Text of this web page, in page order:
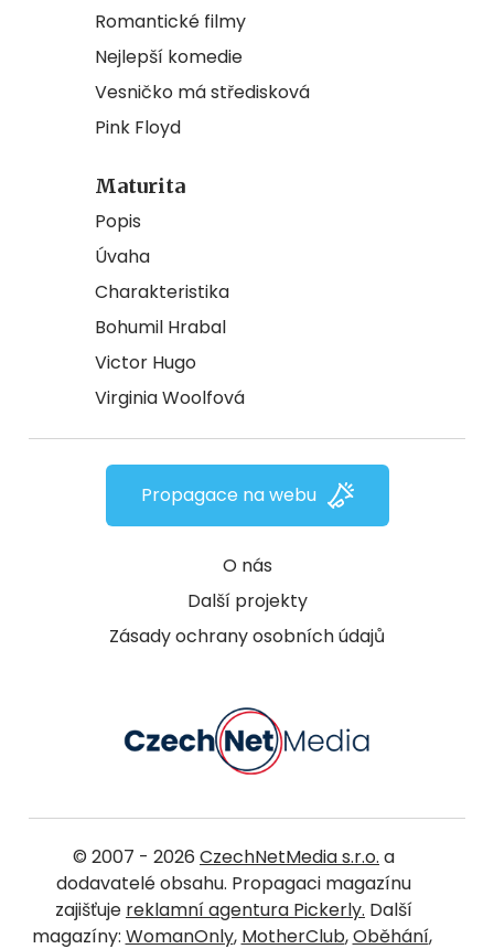
Romantické filmy
Nejlepší komedie
Vesničko má středisková
Pink Floyd
Maturita
Popis
Úvaha
Charakteristika
Bohumil Hrabal
Victor Hugo
Virginia Woolfová
O nás
Další projekty
Zásady ochrany osobních údajů
Propagace na webu
© 2007 - 2026 CzechNetMedia s.r.o. a
dodavatelé obsahu. Propagaci magazínu
zajišťuje reklamní agentura Pickerly. Další
magazíny: WomanOnly, MotherClub,Oběhání,